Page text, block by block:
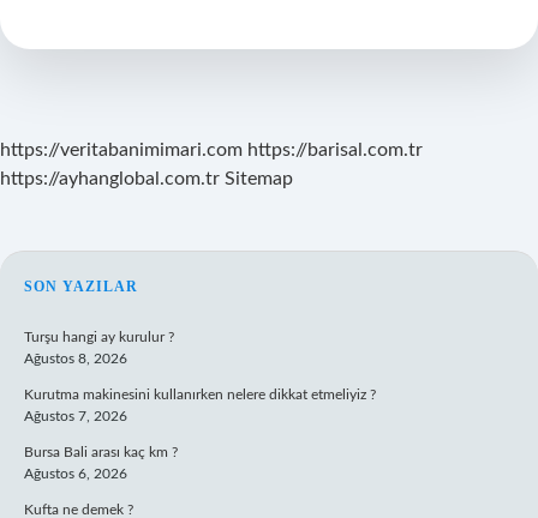
Konular
https://veritabanimimari.com https://barisal.com.tr
https://ayhanglobal.com.tr Sitemap
SIDEBAR
SON YAZILAR
Turşu hangi ay kurulur ?
Ağustos 8, 2026
Kurutma makinesini kullanırken nelere dikkat etmeliyiz ?
Ağustos 7, 2026
Bursa Bali arası kaç km ?
Ağustos 6, 2026
Kufta ne demek ?